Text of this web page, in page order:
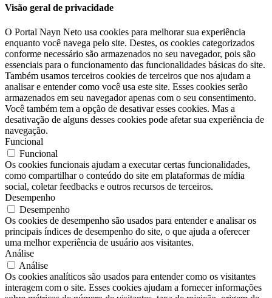
Visão geral de privacidade
O Portal Nayn Neto usa cookies para melhorar sua experiência
enquanto você navega pelo site. Destes, os cookies categorizados
conforme necessário são armazenados no seu navegador, pois são
essenciais para o funcionamento das funcionalidades básicas do site.
Também usamos terceiros cookies de terceiros que nos ajudam a
analisar e entender como você usa este site. Esses cookies serão
armazenados em seu navegador apenas com o seu consentimento.
Você também tem a opção de desativar esses cookies. Mas a
desativação de alguns desses cookies pode afetar sua experiência de
navegação.
Funcional
Funcional
Os cookies funcionais ajudam a executar certas funcionalidades,
como compartilhar o conteúdo do site em plataformas de mídia
social, coletar feedbacks e outros recursos de terceiros.
Desempenho
Desempenho
Os cookies de desempenho são usados ​​para entender e analisar os
principais índices de desempenho do site, o que ajuda a oferecer
uma melhor experiência de usuário aos visitantes.
Análise
Análise
Os cookies analíticos são usados ​​para entender como os visitantes
interagem com o site. Esses cookies ajudam a fornecer informações